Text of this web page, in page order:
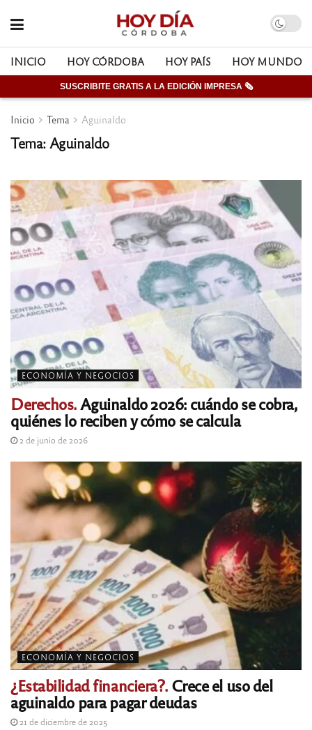
INICIO HOY CÓRDOBA HOY PAÍS HOY MUNDO
SUSCRIBITE GRATIS A LA EDICIÓN IMPRESA 🗞
Inicio Tema Aguinaldo
Tema: Aguinaldo
ECONOMÍA Y NEGOCIOS
Derechos.Aguinaldo 2026: cuándo se cobra,
quiénes lo reciben y cómo se calcula
2 de junio de 2026
ECONOMÍA Y NEGOCIOS
¿Estabilidad financiera?. Crece el uso del
aguinaldo para pagar deudas
21 de diciembre de 2025